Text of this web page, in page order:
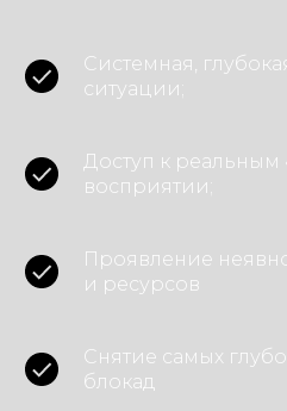
Системная,
ситуации;
Доступ к реальным
восприятии;
Проявление
и ресурсов
Снятие самых
блокад